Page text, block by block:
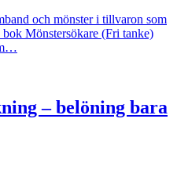
och mönster i tillvaron som
Mönstersökare (Fri tanke)
– belöning bara